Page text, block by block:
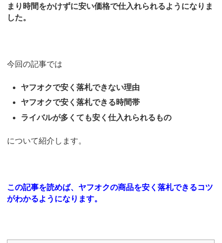
まり時間をかけずに安い価格で仕入れられるようになりま
した。
今回の記事では
ヤフオクで安く落札できない理由
ヤフオクで安く落札できる時間帯
ライバルが多くても安く仕入れられるもの
について紹介します。
この記事を読めば、ヤフオクの商品を安く落札できるコツ
がわかるようになります。